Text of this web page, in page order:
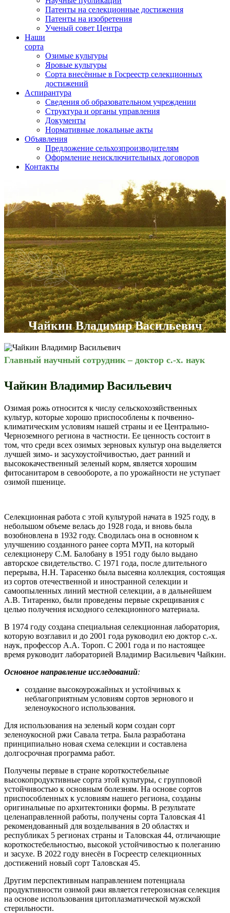
Патенты на селекционные достижения
Патенты на изобретения
Ученый совет Центра
Наши
сорта
Озимые культуры
Яровые культуры
Сорта внесённые в Госреестр селекционных
достижений
Аспирантура
Сведения об образовательном учреждении
Структура и органы управления
Документы
Нормативные локальные акты
Объявления
Предложение сельхозпроизводителям
Оформление неисключительных договоров
Контакты
Чайкин Владимир Васильевич
Главный научный сотрудник – доктор с.-х. наук
Чайкин Владимир Васильевич
Озимая рожь относится к числу сельскохозяйственных
культур, которые хорошо приспособлены к почвенно-
климатическим условиям нашей страны и ее Центрально-
Черноземного региона в частности. Ее ценность состоит в
том, что среди всех озимых зерновых культур она выделяется
лучшей зимо- и засухоустойчивостью, дает ранний и
высококачественный зеленый корм, является хорошим
фитосанитаром в севообороте, а по урожайности не уступает
озимой пшенице.
Селекционная работа с этой культурой начата в 1925 году, в
небольшом объеме велась до 1928 года, и вновь была
возобновлена в 1932 году. Сводилась она в основном к
улучшению созданного ранее сорта МУП, на который
селекционеру С.М. Балобану в 1951 году было выдано
авторское свидетельство. С 1971 года, после длительного
перерыва, Н.Н. Тарасенко была высеяна коллекция, состоящая
из сортов отечественной и иностранной селекции и
самоопыленных линий местной селекции, а в дальнейшем
А.В. Титаренко, были проведены первые скрещивания с
целью получения исходного селекционного материала.
В 1974 году создана специальная селекционная лаборатория,
которую возглавил и до 2001 года руководил ею доктор с.-х.
наук, профессор А.А. Тороп. С 2001 года и по настоящее
время руководит лабораторией Владимир Васильевич Чайкин.
Основное направление исследований:
создание высокоурожайных и устойчивых к
неблагоприятным условиям сортов зернового и
зеленоукосного использования.
Для использования на зеленый корм создан сорт
зеленоукосной ржи Савала тетра. Была разработана
принципиально новая схема селекции и составлена
долгосрочная программа работ.
Получены первые в стране короткостебельные
высокопродуктивные сорта этой культуры, с групповой
устойчивостью к основным болезням. На основе сортов
приспособленных к условиям нашего региона, созданы
оригинальные по архитектоники формы. В результате
целенаправленной работы, получены сорта Таловская 41
рекомендованный для возделывания в 20 областях и
республиках 5 регионах страны и Таловская 44, отличающие
короткостебельностью, высокой устойчивостью к полеганию
и засухе. В 2022 году внесён в Госреестр селекционных
достижений новый сорт Таловская 45.
Другим перспективным направлением потенциала
продуктивности озимой ржи является гетерозисная селекция
на основе использования цитоплазматической мужской
стерильности.